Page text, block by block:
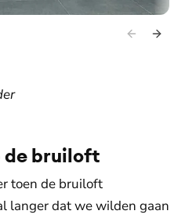
de bruiloft
toen de bruiloft
langer dat we wilden gaan